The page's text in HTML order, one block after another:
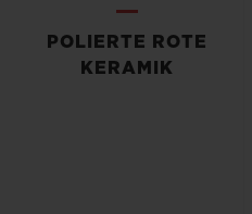
POLIERTE ROTE
KERAMIK